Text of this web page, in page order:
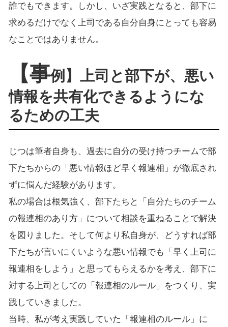
誰でもできます。しかし、いざ実践となると、部下に
求めるだけでなく上司である自分自身にとっても容易
なことではありません。
【事例】上司と部下が、悪い
情報を共有化できるようにな
るための工夫
じつは筆者自身も、過去に自分の受け持つチームで部
下たちからの「悪い情報ほど早く報連相」が徹底され
ずに悩んだ経験があります。
私の場合は根気強く、部下たちと「自分たちのチーム
の報連相のあり方」について相談を重ねることで解決
を図りました。そして何より私自身が、どうすれば部
下たちが言いにくいような悪い情報でも「早く上司に
報連相をしよう」と思ってもらえるかを考え、部下に
対する上司としての「報連相のルール」をつくり、実
践していきました。
当時、私が考え実践していた「報連相のルール」に